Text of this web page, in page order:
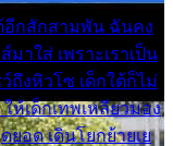
อีกสักสามพัน ฉันคง
าใส่ เพราะเราเป็น
ถึงหิวโซ เด็กใต้ก็ไม่
เด็กเทพเหลียวมอง
ยอด เดินโยกย้ายเย